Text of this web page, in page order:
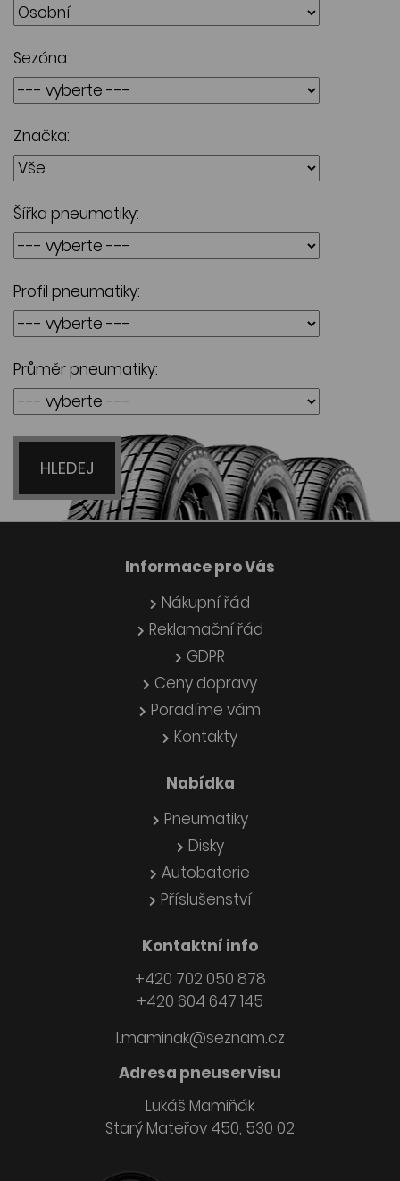
Sezóna:
Značka:
Šířka pneumatiky:
Profil pneumatiky:
Průměr pneumatiky:
HLEDEJ
Informace pro Vás
Nákupní řád
Reklamační řád
GDPR
Ceny dopravy
Poradíme vám
Kontakty
Nabídka
Pneumatiky
Disky
Autobaterie
Příslušenství
Kontaktní info
+420 702 050 878
+420 604 647 145
l.maminak@seznam.cz
Adresa pneuservisu
Lukáš Mamiňák
Starý Mateřov 450, 530 02